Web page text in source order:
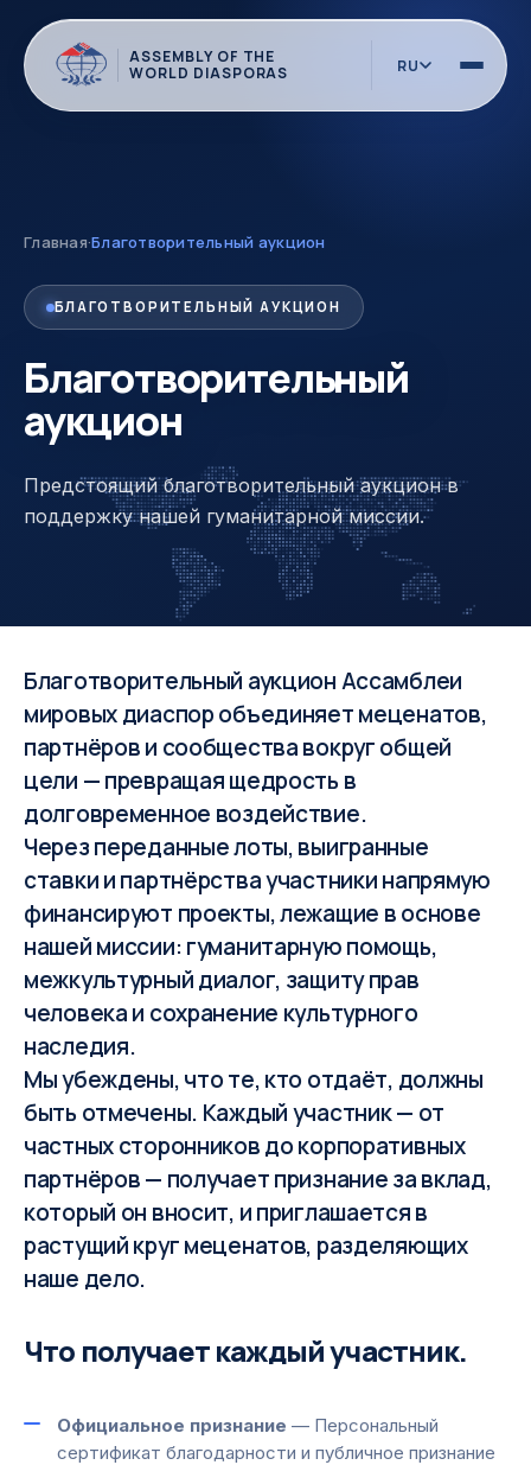
ASSEMBLY OF THE
WORLD DIASPORAS
RU
Главная·Благотворительный аукцион
БЛАГОТВОРИТЕЛЬНЫЙ АУКЦИОН
Благотворительный
аукцион
Предстоящий благотворительный аукцион в
поддержку нашей гуманитарной миссии.
Благотворительный аукцион Ассамблеи
мировых диаспор объединяет меценатов,
партнёров и сообщества вокруг общей
цели — превращая щедрость в
долговременное воздействие.
Через переданные лоты, выигранные
ставки и партнёрства участники напрямую
финансируют проекты, лежащие в основе
нашей миссии: гуманитарную помощь,
межкультурный диалог, защиту прав
человека и сохранение культурного
наследия.
Мы убеждены, что те, кто отдаёт, должны
быть отмечены. Каждый участник — от
частных сторонников до корпоративных
партнёров — получает признание за вклад,
который он вносит, и приглашается в
растущий круг меценатов, разделяющих
наше дело.
Что получает каждый участник.
Официальное признание — Персональный
сертификат благодарности и публичное признание